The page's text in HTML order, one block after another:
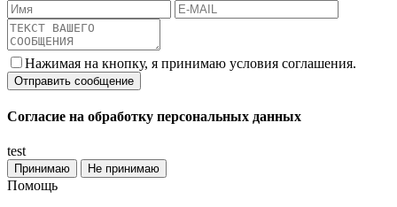
Нажимая на кнопку, я принимаю условия соглашения.
Согласие на обработку персональных данных
test
Принимаю Не принимаю
Помощь